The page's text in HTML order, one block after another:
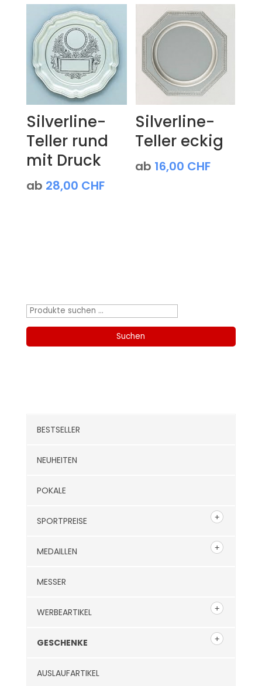
Silverline-
Teller rund
mit Druck
ab 28,00 CHF
Silverline-
Teller eckig
ab 16,00 CHF
Suchen
Suchen
BESTSELLER
NEUHEITEN
POKALE
SPORTPREISE
MEDAILLEN
MESSER
WERBEARTIKEL
GESCHENKE
AUSLAUFARTIKEL